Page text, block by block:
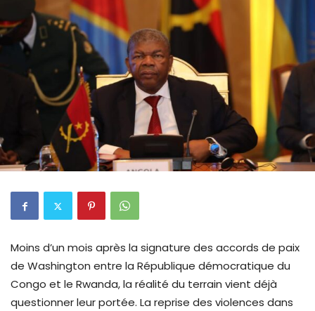
Moins d’un mois après la signature des accords de paix
de Washington entre la République démocratique du
Congo et le Rwanda, la réalité du terrain vient déjà
questionner leur portée. La reprise des violences dans